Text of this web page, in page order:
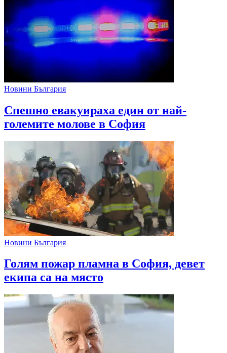
Новини България
Спешно евакуираха един от най-
големите молове в София
Новини България
Голям пожар пламна в София, девет
екипа са на място